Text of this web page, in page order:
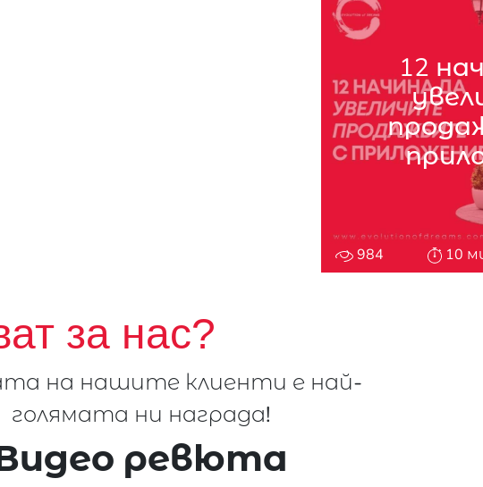
12
984 10
за нас?
на нашите клиенти е най-
голямата ни награда!
ревюта